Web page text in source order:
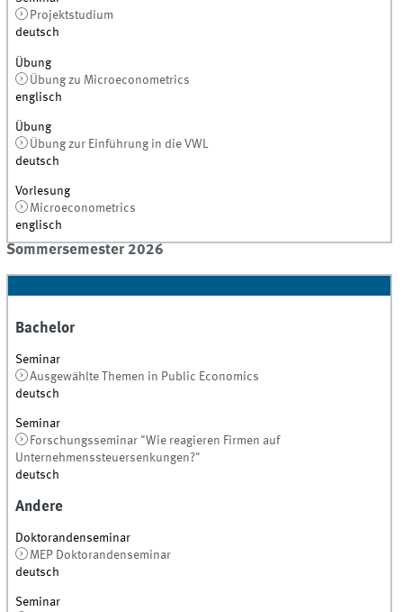
Projektstudium
deutsch
Übung
Übung zu Microeconometrics
englisch
Übung
Übung zur Einführung in die VWL
deutsch
Vorlesung
Microeconometrics
englisch
Sommersemester 2026
Bachelor
Seminar
Ausgewählte Themen in Public Economics
deutsch
Seminar
Forschungsseminar "Wie reagieren Firmen auf
Unternehmenssteuersenkungen?"
deutsch
Andere
Doktorandenseminar
MEP Doktorandenseminar
deutsch
Seminar